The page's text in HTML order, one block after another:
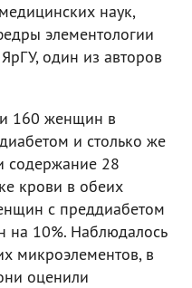
наук,
элементологии
один из авторов
160 женщин в
и столько же
содержание 28
крови в обеих
с преддиабетом
на 10%. Наблюдалось
микроэлементов, в
оценили